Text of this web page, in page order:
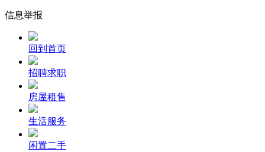
信息举报
回到首页
招聘求职
房屋租售
生活服务
闲置二手